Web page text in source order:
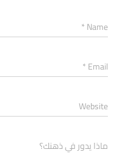
Name
*
Email
*
Website
ماذا يدور في ذهنك؟